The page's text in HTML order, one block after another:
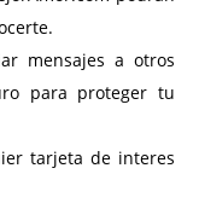
mensajes a otros
para proteger tu
tarjeta de interes